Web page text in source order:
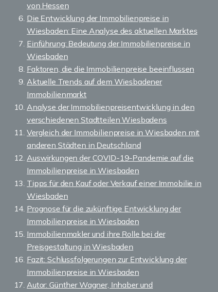
von Hessen
Die Entwicklung der Immobilienpreise in
Wiesbaden: Eine Analyse des aktuellen Marktes
Einführung: Bedeutung der Immobilienpreise in
Wiesbaden
Faktoren, die die Immobilienpreise beeinflussen
Aktuelle Trends auf dem Wiesbadener
Immobilienmarkt
Analyse der Immobilienpreisentwicklung in den
verschiedenen Stadtteilen Wiesbadens
Vergleich der Immobilienpreise in Wiesbaden mit
anderen Städten in Deutschland
Auswirkungen der COVID-19-Pandemie auf die
Immobilienpreise in Wiesbaden
Tipps für den Kauf oder Verkauf einer Immobilie in
Wiesbaden
Prognose für die zukünftige Entwicklung der
Immobilienpreise in Wiesbaden
Immobilienmakler und ihre Rolle bei der
Preisgestaltung in Wiesbaden
Fazit: Schlussfolgerungen zur Entwicklung der
Immobilienpreise in Wiesbaden
Autor: Günther Wagner, Inhaber und